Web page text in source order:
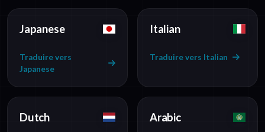
Japanese
Traduire vers
Japanese
Italian
Traduire vers Italian
Dutch Arabic